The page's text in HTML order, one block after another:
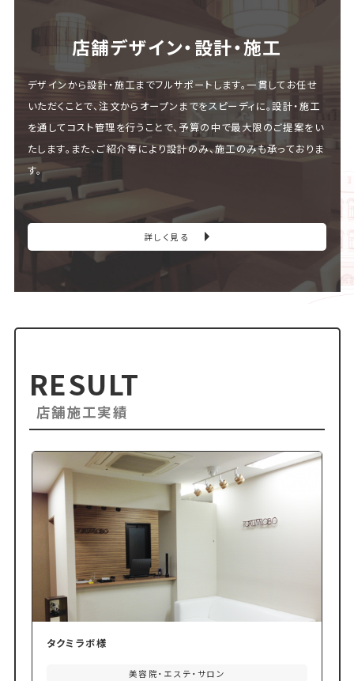
店舗デザイン・設計・施⼯
デザインから設計・施工までフルサポートします。一貫してお任せ
いただくことで、注文からオープンまでをスピーディに。設計・施工
を通してコスト管理を行うことで、予算の中で最大限のご提案をい
たします。また、ご紹介等により設計のみ、施工のみも承っておりま
す。
詳しく見る
RESULT
店舗施工実績
タクミラボ様
美容院・エステ・サロン